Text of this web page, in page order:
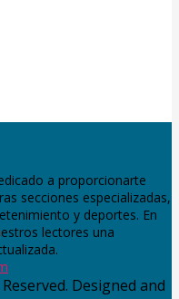
a proporcionarte
secciones especializadas,
y deportes. En
lectores una
Designed and